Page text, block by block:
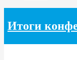
Итоги